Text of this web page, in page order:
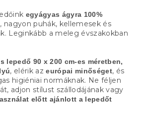
egyágyas ágyra 100%
, nagyon puhák, kellemesek és
Leginkább a meleg évszakokban
lepedő 90 x 200 cm-es méretben,
, elérik az európai minőséget, és
higiéniai normáknak. Ne féljen
adjon stílust szállodájának vagy
előtt ajánlott a lepedőt